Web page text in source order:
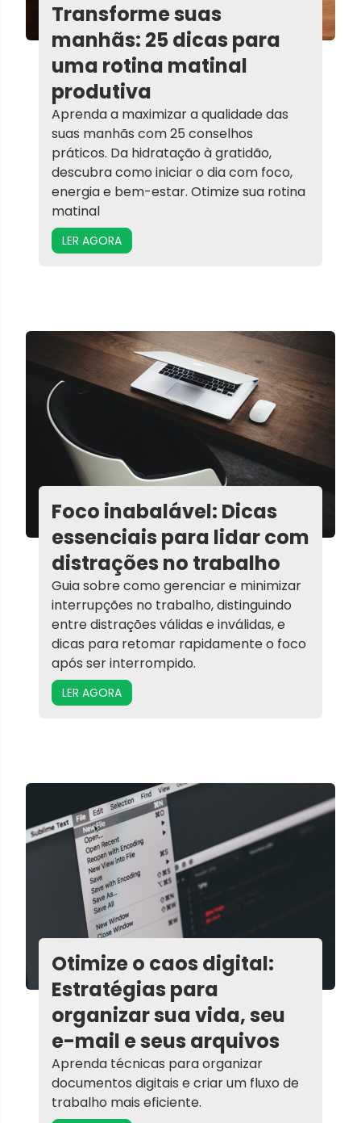
Transforme suas
manhãs: 25 dicas para
uma rotina matinal
produtiva
Aprenda a maximizar a qualidade das
suas manhãs com 25 conselhos
práticos. Da hidratação à gratidão,
descubra como iniciar o dia com foco,
energia e bem-estar. Otimize sua rotina
matinal
LER AGORA
Foco inabalável: Dicas
essenciais para lidar com
distrações no trabalho
Guia sobre como gerenciar e minimizar
interrupções no trabalho, distinguindo
entre distrações válidas e inválidas, e
dicas para retomar rapidamente o foco
após ser interrompido.
LER AGORA
Otimize o caos digital:
Estratégias para
organizar sua vida, seu
e-mail e seus arquivos
Aprenda técnicas para organizar
documentos digitais e criar um fluxo de
trabalho mais eficiente.